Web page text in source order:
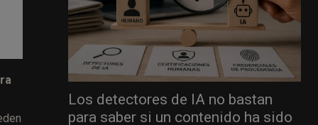
Los detectores de IA no bastan
para saber si un contenido ha sido